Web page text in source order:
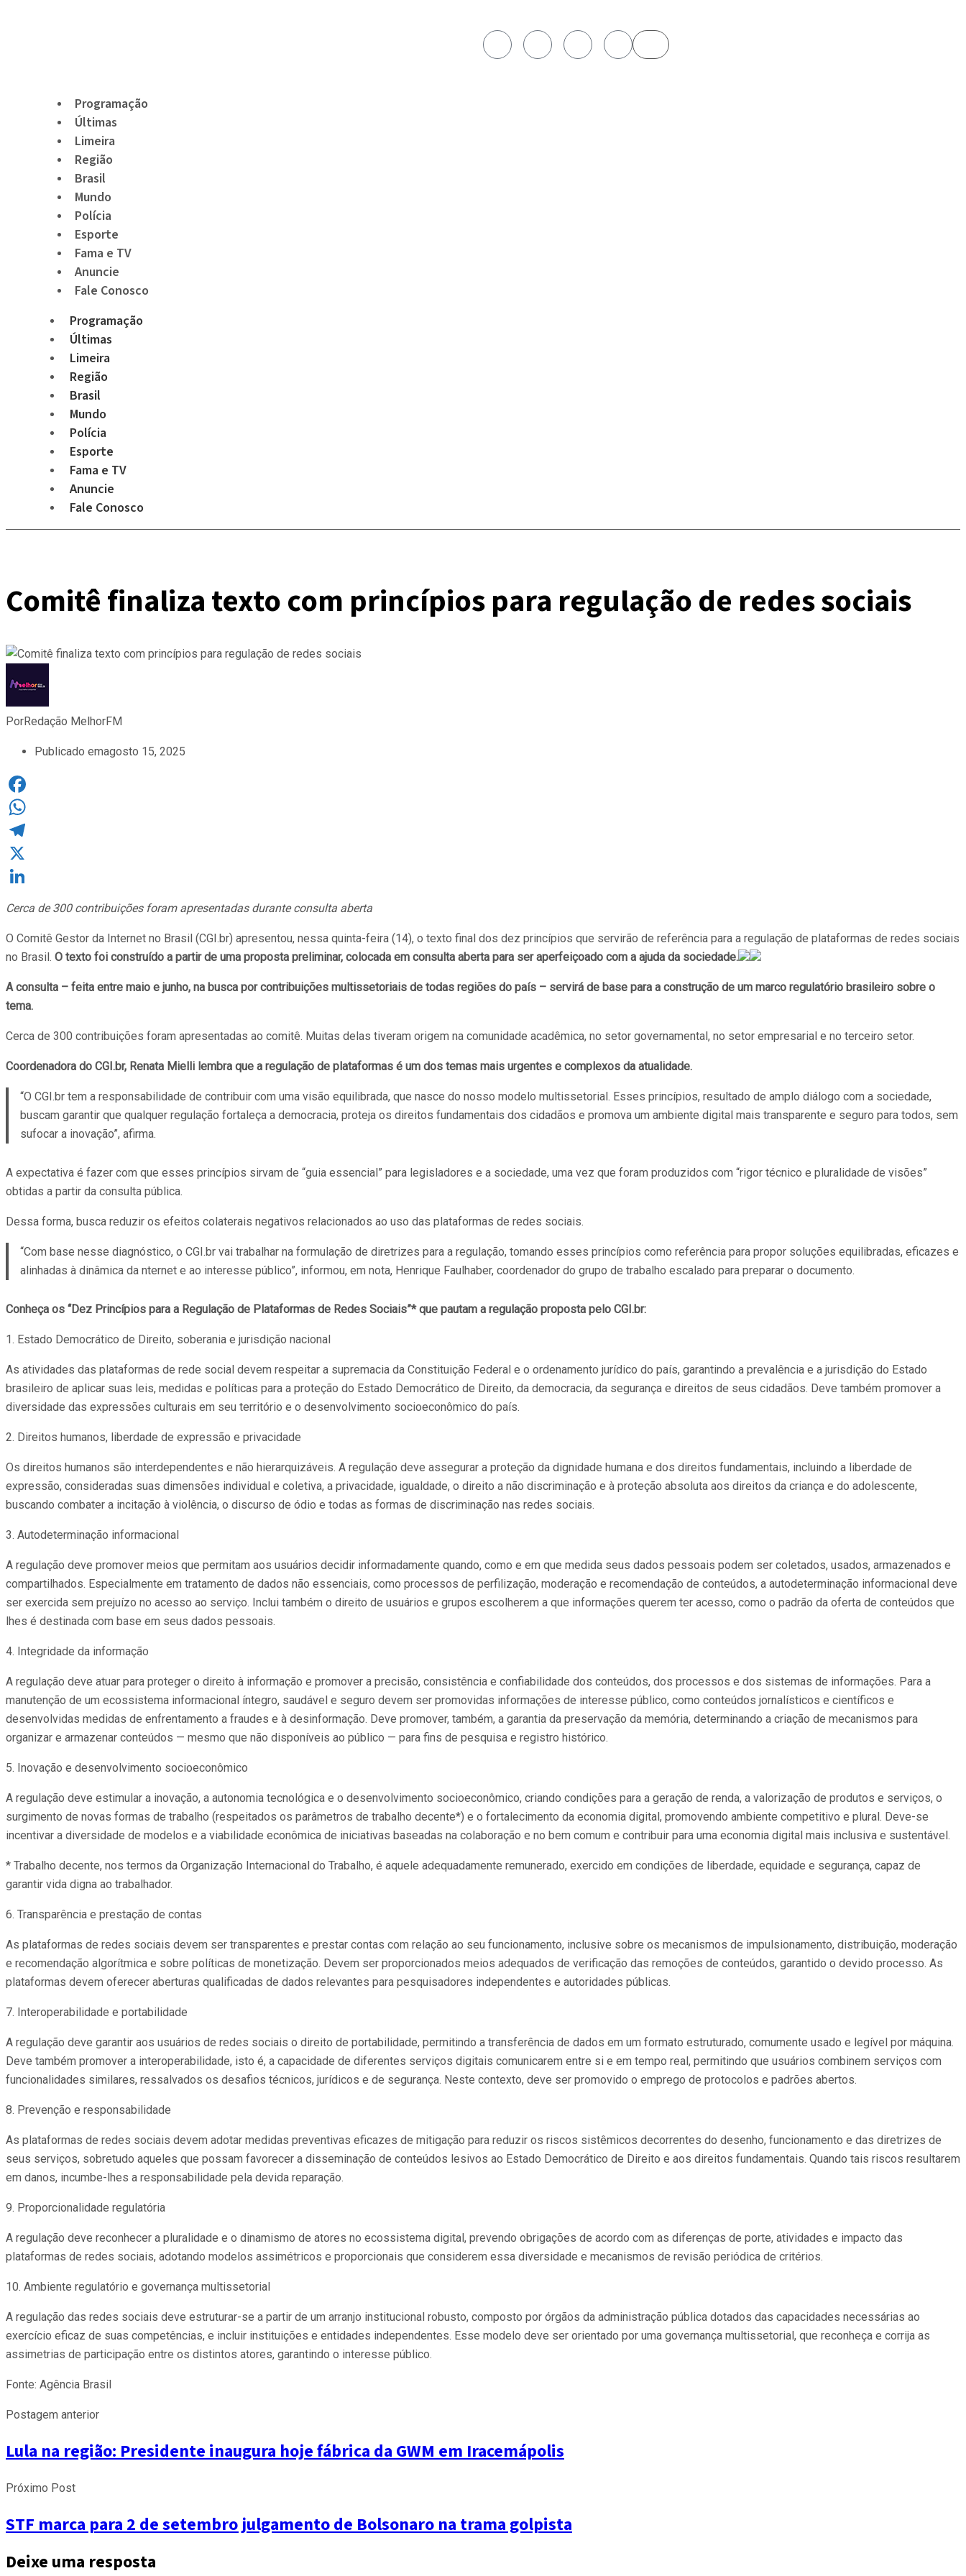
Programação
Últimas
Limeira
Região
Brasil
Mundo
Polícia
Esporte
Fama e TV
Anuncie
Fale Conosco
Programação
Últimas
Limeira
Região
Brasil
Mundo
Polícia
Esporte
Fama e TV
Anuncie
Fale Conosco
Comitê finaliza texto com princípios para regulação de redes sociais
PorRedação MelhorFM
Publicado emagosto 15, 2025
Facebook
WhatsApp
Telegram
X
Cerca de 300 contribuições foram apresentadas durante consulta aberta
O Comitê Gestor da Internet no Brasil (CGI.br) apresentou, nessa quinta-feira (14), o texto final dos dez princípios que servirão de referência para a regulação de plataformas de redes sociais
no Brasil. O texto foi construído a partir de uma proposta preliminar, colocada em consulta aberta para ser aperfeiçoado com a ajuda da sociedade.
A consulta – feita entre maio e junho, na busca por contribuições multissetoriais de todas regiões do país – servirá de base para a construção de um marco regulatório brasileiro sobre o
tema.
Cerca de 300 contribuições foram apresentadas ao comitê. Muitas delas tiveram origem na comunidade acadêmica, no setor governamental, no setor empresarial e no terceiro setor.
Coordenadora do CGI.br, Renata Mielli lembra que a regulação de plataformas é um dos temas mais urgentes e complexos da atualidade.
“O CGI.br tem a responsabilidade de contribuir com uma visão equilibrada, que nasce do nosso modelo multissetorial. Esses princípios, resultado de amplo diálogo com a sociedade,
buscam garantir que qualquer regulação fortaleça a democracia, proteja os direitos fundamentais dos cidadãos e promova um ambiente digital mais transparente e seguro para todos, sem
sufocar a inovação”, afirma.
A expectativa é fazer com que esses princípios sirvam de “guia essencial” para legisladores e a sociedade, uma vez que foram produzidos com “rigor técnico e pluralidade de visões”
obtidas a partir da consulta pública.
Dessa forma, busca reduzir os efeitos colaterais negativos relacionados ao uso das plataformas de redes sociais.
“Com base nesse diagnóstico, o CGI.br vai trabalhar na formulação de diretrizes para a regulação, tomando esses princípios como referência para propor soluções equilibradas, eficazes e
alinhadas à dinâmica da nternet e ao interesse público”, informou, em nota, Henrique Faulhaber, coordenador do grupo de trabalho escalado para preparar o documento.
Conheça os “Dez Princípios para a Regulação de Plataformas de Redes Sociais”* que pautam a regulação proposta pelo CGI.br:
1. Estado Democrático de Direito, soberania e jurisdição nacional
As atividades das plataformas de rede social devem respeitar a supremacia da Constituição Federal e o ordenamento jurídico do país, garantindo a prevalência e a jurisdição do Estado
brasileiro de aplicar suas leis, medidas e políticas para a proteção do Estado Democrático de Direito, da democracia, da segurança e direitos de seus cidadãos. Deve também promover a
diversidade das expressões culturais em seu território e o desenvolvimento socioeconômico do país.
2. Direitos humanos, liberdade de expressão e privacidade
Os direitos humanos são interdependentes e não hierarquizáveis. A regulação deve assegurar a proteção da dignidade humana e dos direitos fundamentais, incluindo a liberdade de
expressão, consideradas suas dimensões individual e coletiva, a privacidade, igualdade, o direito a não discriminação e à proteção absoluta aos direitos da criança e do adolescente,
buscando combater a incitação à violência, o discurso de ódio e todas as formas de discriminação nas redes sociais.
3. Autodeterminação informacional
A regulação deve promover meios que permitam aos usuários decidir informadamente quando, como e em que medida seus dados pessoais podem ser coletados, usados, armazenados e
compartilhados. Especialmente em tratamento de dados não essenciais, como processos de perfilização, moderação e recomendação de conteúdos, a autodeterminação informacional deve
ser exercida sem prejuízo no acesso ao serviço. Inclui também o direito de usuários e grupos escolherem a que informações querem ter acesso, como o padrão da oferta de conteúdos que
lhes é destinada com base em seus dados pessoais.
4. Integridade da informação
A regulação deve atuar para proteger o direito à informação e promover a precisão, consistência e confiabilidade dos conteúdos, dos processos e dos sistemas de informações. Para a
manutenção de um ecossistema informacional íntegro, saudável e seguro devem ser promovidas informações de interesse público, como conteúdos jornalísticos e científicos e
desenvolvidas medidas de enfrentamento a fraudes e à desinformação. Deve promover, também, a garantia da preservação da memória, determinando a criação de mecanismos para
organizar e armazenar conteúdos — mesmo que não disponíveis ao público — para fins de pesquisa e registro histórico.
5. Inovação e desenvolvimento socioeconômico
A regulação deve estimular a inovação, a autonomia tecnológica e o desenvolvimento socioeconômico, criando condições para a geração de renda, a valorização de produtos e serviços, o
surgimento de novas formas de trabalho (respeitados os parâmetros de trabalho decente*) e o fortalecimento da economia digital, promovendo ambiente competitivo e plural. Deve-se
incentivar a diversidade de modelos e a viabilidade econômica de iniciativas baseadas na colaboração e no bem comum e contribuir para uma economia digital mais inclusiva e sustentável.
* Trabalho decente, nos termos da Organização Internacional do Trabalho, é aquele adequadamente remunerado, exercido em condições de liberdade, equidade e segurança, capaz de
garantir vida digna ao trabalhador.
6. Transparência e prestação de contas
As plataformas de redes sociais devem ser transparentes e prestar contas com relação ao seu funcionamento, inclusive sobre os mecanismos de impulsionamento, distribuição, moderação
e recomendação algorítmica e sobre políticas de monetização. Devem ser proporcionados meios adequados de verificação das remoções de conteúdos, garantido o devido processo. As
plataformas devem oferecer aberturas qualificadas de dados relevantes para pesquisadores independentes e autoridades públicas.
7. Interoperabilidade e portabilidade
A regulação deve garantir aos usuários de redes sociais o direito de portabilidade, permitindo a transferência de dados em um formato estruturado, comumente usado e legível por máquina.
Deve também promover a interoperabilidade, isto é, a capacidade de diferentes serviços digitais comunicarem entre si e em tempo real, permitindo que usuários combinem serviços com
funcionalidades similares, ressalvados os desafios técnicos, jurídicos e de segurança. Neste contexto, deve ser promovido o emprego de protocolos e padrões abertos.
8. Prevenção e responsabilidade
As plataformas de redes sociais devem adotar medidas preventivas eficazes de mitigação para reduzir os riscos sistêmicos decorrentes do desenho, funcionamento e das diretrizes de
seus serviços, sobretudo aqueles que possam favorecer a disseminação de conteúdos lesivos ao Estado Democrático de Direito e aos direitos fundamentais. Quando tais riscos resultarem
em danos, incumbe-lhes a responsabilidade pela devida reparação.
9. Proporcionalidade regulatória
A regulação deve reconhecer a pluralidade e o dinamismo de atores no ecossistema digital, prevendo obrigações de acordo com as diferenças de porte, atividades e impacto das
plataformas de redes sociais, adotando modelos assimétricos e proporcionais que considerem essa diversidade e mecanismos de revisão periódica de critérios.
10. Ambiente regulatório e governança multissetorial
A regulação das redes sociais deve estruturar-se a partir de um arranjo institucional robusto, composto por órgãos da administração pública dotados das capacidades necessárias ao
exercício eficaz de suas competências, e incluir instituições e entidades independentes. Esse modelo deve ser orientado por uma governança multissetorial, que reconheça e corrija as
assimetrias de participação entre os distintos atores, garantindo o interesse público.
Fonte: Agência Brasil
Postagem anterior
Lula na região: Presidente inaugura hoje fábrica da GWM em Iracemápolis
Próximo Post
STF marca para 2 de setembro julgamento de Bolsonaro na trama golpista
Deixe uma resposta